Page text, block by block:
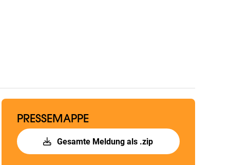
PRESSEMAPPE
Gesamte Meldung als .zip